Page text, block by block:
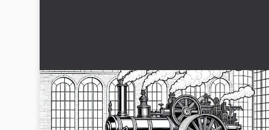
Børn observerer en dampdreven maskine med
store hjul: Gratis malebillede Industrielle
Revolution
Dyk ned i dampmaskinernes æra med vores gratis